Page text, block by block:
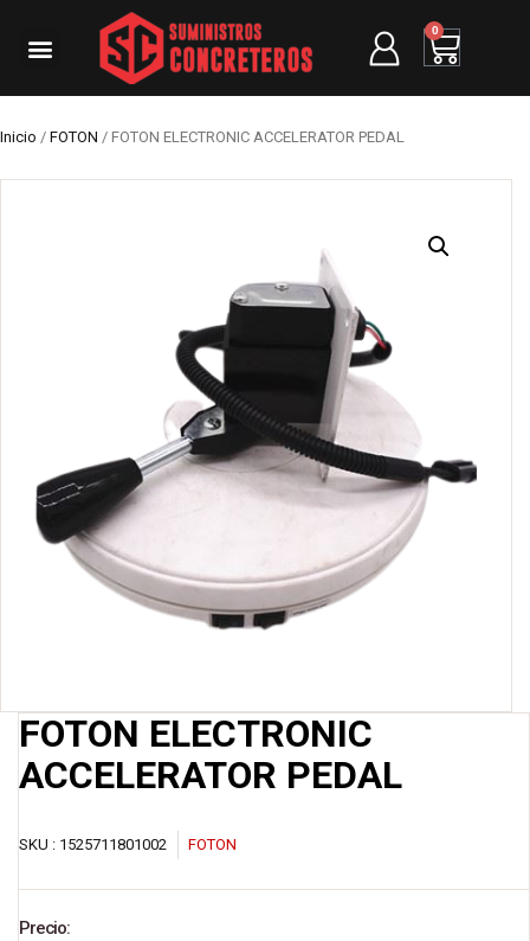
0
Inicio / FOTON / FOTON ELECTRONIC ACCELERATOR PEDAL
FOTON ELECTRONIC
ACCELERATOR PEDAL
SKU : 1525711801002 FOTON
Precio: